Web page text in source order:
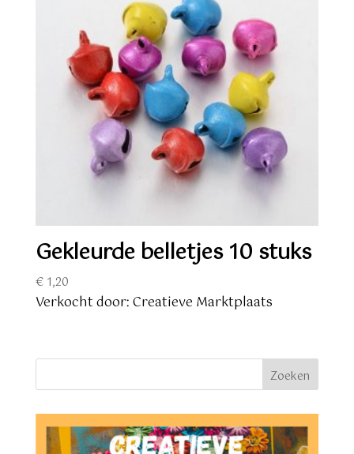
Gekleurde belletjes 10 stuks
€1,20
Verkocht door: Creatieve Marktplaats
Zoeken